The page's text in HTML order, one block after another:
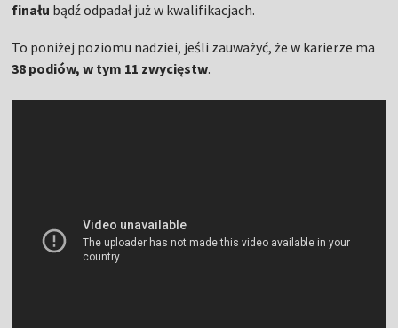
finału bądź odpadał już w kwalifikacjach.
To poniżej poziomu nadziei, jeśli zauważyć, że w karierze ma
38 podiów, w tym 11 zwycięstw.